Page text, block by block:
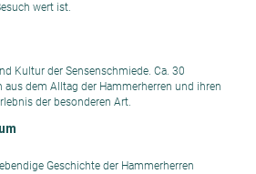
wert ist.
Kultur der Sensenschmiede. Ca. 30
aus dem Alltag der Hammerherren und ihren
der besonderen Art.
Geschichte der Hammerherren